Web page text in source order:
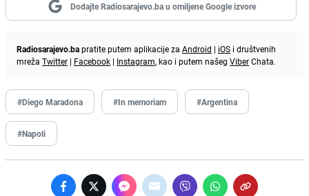
Dodajte Radiosarajevo.ba u omiljene Google izvore
Radiosarajevo.bapratite putem aplikacije za Android | iOS i društvenih
mreža Twitter | Facebook | Instagram, kao i putem našeg ViberChata.
#Diego Maradona #In memoriam #Argentina
#Napoli